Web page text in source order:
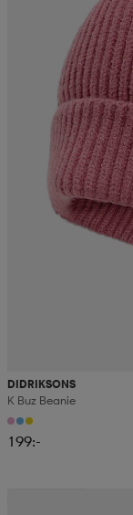
DIDRIKSONS
K Buz Beanie
199:-